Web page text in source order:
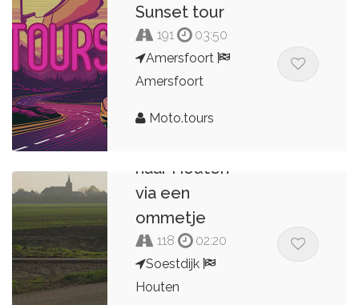
Sunset tour
191
03:50
Amersfoort
Amersfoort
Moto.tours
naar Houten
via een
ommetje
118
02:20
Soestdijk
Houten